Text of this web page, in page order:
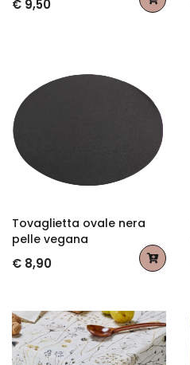
€ 9,50
Tovaglietta ovale nera
pelle vegana
€ 8,90